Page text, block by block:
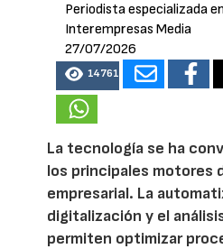
Periodista especializada
Interempresas Media
27/07/2026
14761
La tecnología se ha
los principales motores
empresarial. La
digitalización y el
permiten optimizar